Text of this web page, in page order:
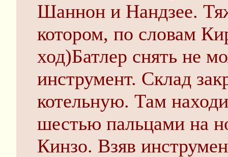
Шаннон и Нандзее.
котором, по словам
ход)Батлер снять не
инструмент. Склад
котельную. Там
шестью пальцами на
Кинзо. Взяв